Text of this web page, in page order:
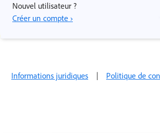
Nouvel utilisateur ?
Créer un compte ›
Informations juridiques | Politique de